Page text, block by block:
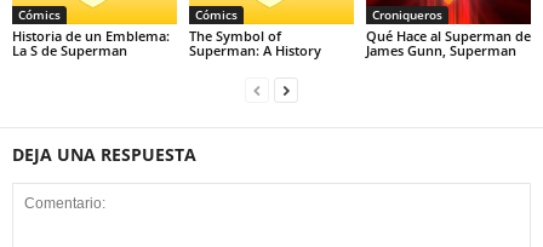
Cómics
Historia de un Emblema:
La S de Superman
Cómics
The Symbol of
Superman: A History
Croniqueros
Qué Hace al Superman de
James Gunn, Superman
DEJA UNA RESPUESTA